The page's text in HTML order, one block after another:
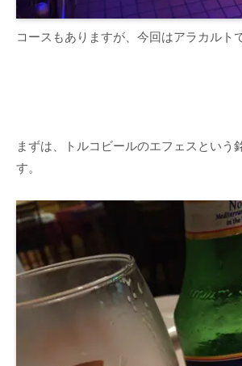
コースもありますが、今回はアラカルトで
まずは、トルコビールのエフェスという
す。